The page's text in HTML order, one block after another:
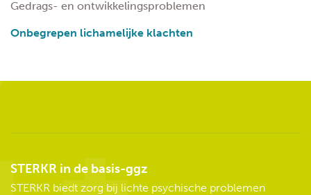
Gedrags- en ontwikkelingsproblemen
Onbegrepen lichamelijke klachten
STERKR in de basis-ggz
STERKR biedt zorg bij lichte psychische problemen